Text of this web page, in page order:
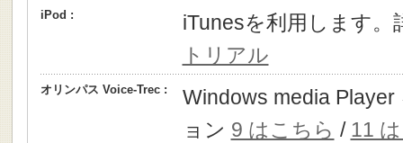
iPod :
iTunesを利用します
トリアル
オリンパス Voice-Trec :
Windows media
ョン 9 はこちら / 11